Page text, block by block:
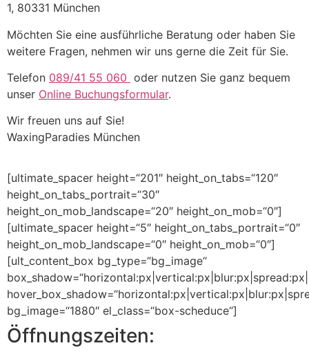
1, 80331 München
Möchten Sie eine ausführliche Beratung oder haben Sie
weitere Fragen, nehmen wir uns gerne die Zeit für Sie.
Telefon 089/41 55 060 oder nutzen Sie ganz bequem
unser Online Buchungsformular.
Wir freuen uns auf Sie!
WaxingParadies München
[ultimate_spacer height=“201″ height_on_tabs=“120″
height_on_tabs_portrait=“30″
height_on_mob_landscape=“20″ height_on_mob=“0″]
[ultimate_spacer height=“5″ height_on_tabs_portrait=“0″
height_on_mob_landscape=“0″ height_on_mob=“0″]
[ult_content_box bg_type=“bg_image“
bg_image=“1880″ el_class=“box-scheduce“]
Öffnungszeiten: